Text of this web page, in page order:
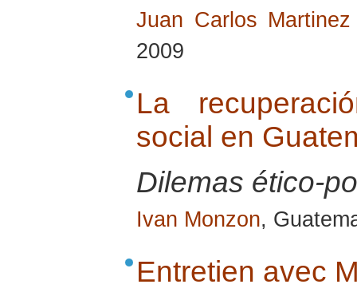
Juan Carlos Martinez
2009
La
social en
Dilemas ético-
Ivan Monzon,
Entretien avec